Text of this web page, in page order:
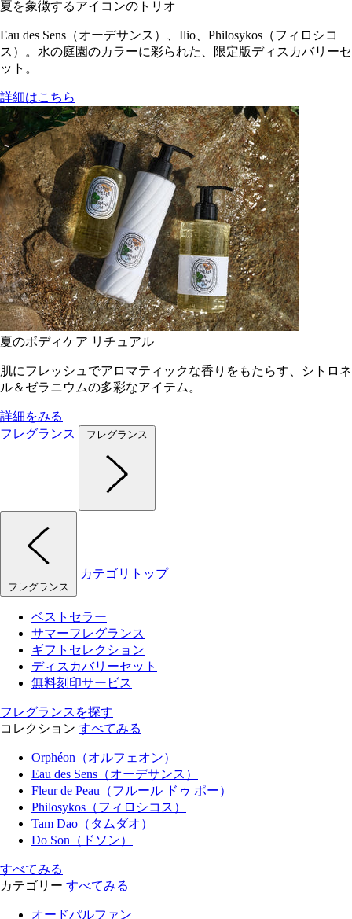
夏を象徴するアイコンのトリオ
Eau des Sens（オーデサンス）、Ilio、Philosykos（フィロシコ
ス）。水の庭園のカラーに彩られた、限定版ディスカバリーセ
ット。
詳細はこちら
夏のボディケア リチュアル
肌にフレッシュでアロマティックな香りをもたらす、シトロネ
ル＆ゼラニウムの多彩なアイテム。
詳細をみる
フレグランス
フレグランス
フレグランス
カテゴリトップ
ベストセラー
サマーフレグランス
ギフトセレクション
ディスカバリーセット
無料刻印サービス
フレグランスを探す
コレクション すべてみる
Orphéon（オルフェオン）
Eau des Sens（オーデサンス）
Fleur de Peau（フルール ドゥ ポー）
Philosykos（フィロシコス）
Tam Dao（タムダオ）
Do Son（ドソン）
すべてみる
カテゴリー すべてみる
オードパルファン